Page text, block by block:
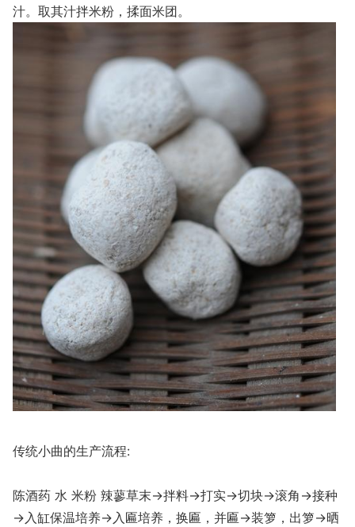
汁。取其汁拌米粉，揉面米团。
传统小曲的生产流程:
陈酒药 水 米粉 辣蓼草末→拌料→打实→切块→滚角→接种
→入缸保温培养→入匾培养，换匾，并匾→装箩，出箩→晒